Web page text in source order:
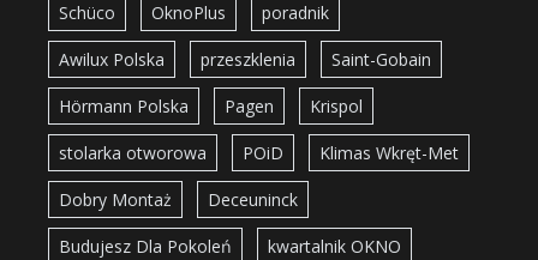
Schüco OknoPlus poradnik
Awilux Polska przeszklenia Saint-Gobain
Hörmann Polska Pagen Krispol
stolarka otworowa POiD Klimas Wkręt-Met
Dobry Montaż Deceuninck
Budujesz Dla Pokoleń kwartalnik OKNO